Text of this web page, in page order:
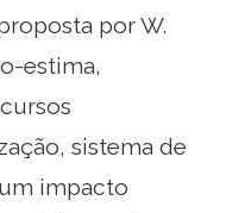
por W.
estima,
sistema de
impacto